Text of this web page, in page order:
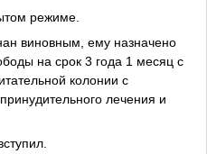
режиме.
виновным, ему назначено
на срок 3 года 1 месяц с
колонии с
лечения и